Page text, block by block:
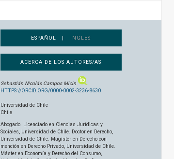
ESPAÑOL | INGLÉS
ACERCA DE LOS AUTORES/AS
Sebastián Nicolás Campos Micin
HTTPS://ORCID.ORG/0000-0002-3236-8630
Universidad de Chile
Chile
Abogado. Licenciado en Ciencias Jurídicas y
Sociales, Universidad de Chile. Doctor en Derecho,
Universidad de Chile. Magíster en Derecho con
mención en Derecho Privado, Universidad de Chile.
Máster en Economía y Derecho del Consumo,